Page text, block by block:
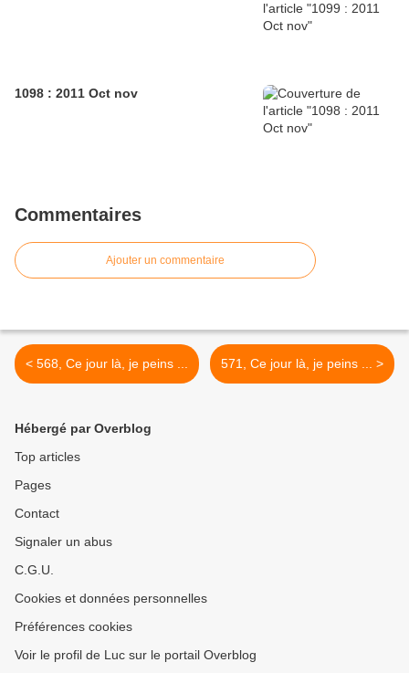
1098 : 2011 Oct nov
Commentaires
Ajouter un commentaire
< 568, Ce jour là, je peins ... 571, Ce jour là, je peins ... >
Hébergé par Overblog
Top articles
Pages
Contact
Signaler un abus
C.G.U.
Cookies et données personnelles
Préférences cookies
Voir le profil de Luc sur le portail Overblog